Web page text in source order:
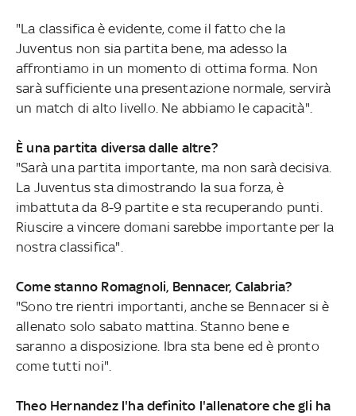
"La classifica è evidente, come il fatto che la
Juventus non sia partita bene, ma adesso la
affrontiamo in un momento di ottima forma. Non
sarà sufficiente una presentazione normale, servirà
un match di alto livello. Ne abbiamo le capacità".
È una partita diversa dalle altre?
"Sarà una partita importante, ma non sarà decisiva.
La Juventus sta dimostrando la sua forza, è
imbattuta da 8-9 partite e sta recuperando punti.
Riuscire a vincere domani sarebbe importante per la
nostra classifica".
Come stanno Romagnoli, Bennacer, Calabria?
"Sono tre rientri importanti, anche se Bennacer si è
allenato solo sabato mattina. Stanno bene e
saranno a disposizione. Ibra sta bene ed è pronto
come tutti noi".
Theo Hernandez l'ha definito l'allenatore che gli ha